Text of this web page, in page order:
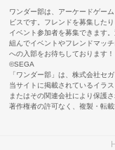
ワンダー部は、アーケードゲー
ビスです。フレンドを募集した
イベント参加者を募集できます
組んでイベントやフレンドマッ
への入部をお待ちしております！
©SEGA
「ワンダー部」は、株式会社セ
当サイトに掲載されているイラ
またはその関連会社により保護さ
著作権者の許可なく、複製・転